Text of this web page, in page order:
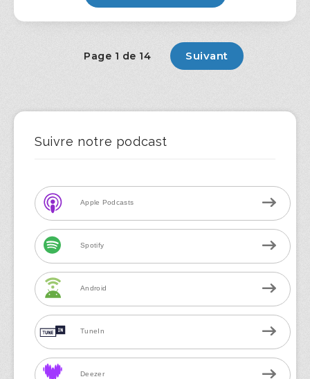
Page 1 de 14 Suivant
Suivre notre podcast
Apple Podcasts
Spotify
Android
TuneIn
Deezer